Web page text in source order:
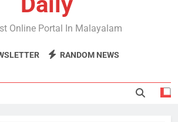
Online Portal In Malayalam
RANDOM NEWS